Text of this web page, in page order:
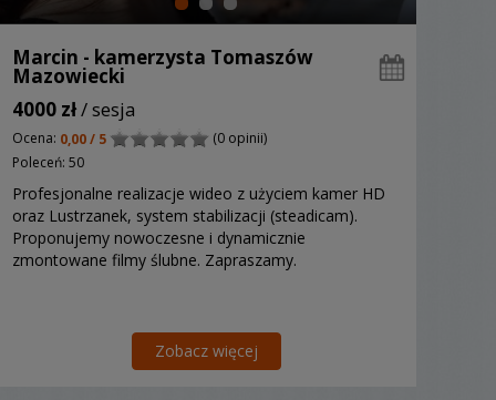
Marcin - kamerzysta Tomaszów
Mazowiecki
4000 zł/ sesja
Ocena: 0,00 / 5
(0 opinii)
Poleceń: 50
Profesjonalne realizacje wideo z użyciem kamer HD
oraz Lustrzanek, system stabilizacji (steadicam).
Proponujemy nowoczesne i dynamicznie
zmontowane filmy ślubne. Zapraszamy.
Zobacz więcej